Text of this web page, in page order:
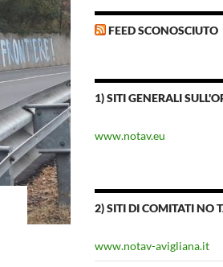
FEED SCONOSCIUTO
1) SITI GENERALI
www.notav.eu
2) SITI DI COMITATI NO
www.notav-avigliana.it